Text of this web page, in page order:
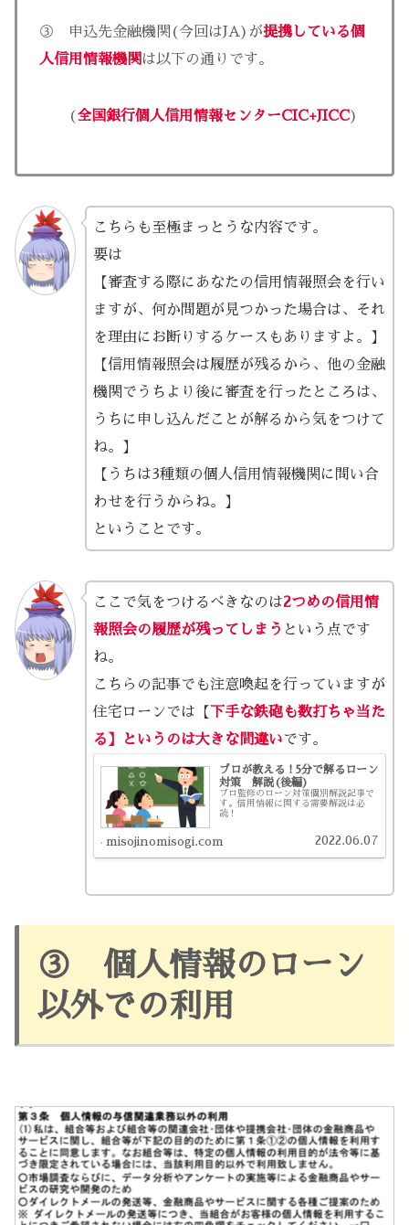
③ 申込先金融機関(今回はJA)が提携している個
人信用情報機関 は以下の通りです。
(全国銀行個人信用情報センターCIC+JICC)
こちらも至極まっとうな内容です。
要は
【審査する際にあなたの信用情報照会を行い
ますが、何か問題が見つかった場合は、それ
を理由にお断りするケースもありますよ。】
【信用情報照会は履歴が残るから、他の金融
機関でうちより後に審査を行ったところは、
うちに申し込んだことが解るから気をつけて
ね。】
【うちは3種類の個人信用情報機関に問い合
わせを行うからね。】
ということです。
ここで気をつけるべきなのは2つめの信用情
報照会の履歴が残ってしまう という点です
ね。
こちらの記事でも注意喚起を行っていますが
住宅ローンでは【
下手な鉄砲も数打ちゃ当た
る】というのは大きな間違いです。
プロが教える！5分で解るローン
対策 解説(後編)
プロ監修のローン対策個別解説記事で
す。信用情報に関する需要解説は必
読！
misojinomisogi.com 2022.06.07
③ 個人情報のローン
以外での利用